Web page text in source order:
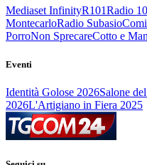
Mediaset InfinityR101Radio
MontecarloRadio Subasio
PorroNon SprecareCotto e
Eventi
Identità Golose 2026Salone
2026L'Artigiano in Fiera 2025